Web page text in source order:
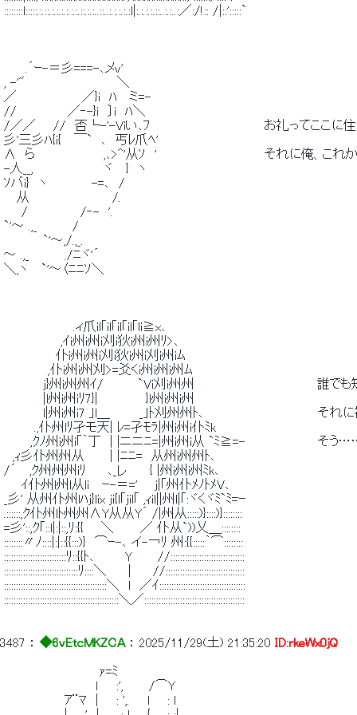
::::::::l:::::.:.::.:.:.:.:.:.:.::.:.:..::..:.:.:.:.:l|:.:.:.:.::..:.:..:／:/!:: /|::':::::`
.´ｰ-＝彡===-､メv'
, -'"　　　　　　　　　　 ＼
／　　　　　　　 ／}i　ﾊ　 ミ=-
//　 　 　 　 ／‐-}i　〕i　ﾊ＼
/／／　　//　否└-'-Viい､ﾌ　　　　　　　　　　　　　お礼ってここ
彡'三彡ﾊ{i{　 ￣`　､　丐ﾚ爪ﾍ'
∧　ら 　 　 　 　 　 ,､>^'从ｿ　'　　　　　　 　 　 　 　 それに俺、
-人__,　　　　　　　　ヾ 　}　ヽ
ｿバi}　ヽ　　　　　-=､　/
从　　　　　　　　　 /.
/　　　　　　/‐-　'.
`'～ .,_　　　　/
`'～,/.,_.
～ .,_　　　　./ﾆヾ'´
＼,ヽ　 `'～〈ﾆﾆｿ＼
.ィ爪il｢il｢il｢il｢li≧x､
,ｲi州i州i刈i狄i州i州ﾘ>､
仆i州i州i刈i狄i州i刈i州iﾑ
,仆i州i州刈>=爻くi州i州i州ﾑ
j}州i州州ｲ/　　 　 `Vi刈i州州　　　　　　　　　　　　　　誰で
|l州i州iﾘ7}|　　　　　 }l州i州i州
l|州i州i7 ｣l＿ 　 　 _｣ﾄ刈州州ﾄ､　　　　　　　　　　　　　それ
.,仆州lﾘ孑モ天| ﾚ=孑ﾓﾗ|州i州i仆ﾐk
,ｸﾉ州i州i｢｀丁　| |ニニﾆ=|州i州i从 `ﾐ≧=-　　 　 　 　 　 そう
,ｨ彡仆州州从 　 　| |ﾆﾆ=　从州i州州ﾄ､
/´　 ,ｸ州州州iﾘ　 　､_レ　　 { |州i州i州ﾐk､
ｲ仆州l州l从li　 ｰ-＝=' 　 j|｢州仆ﾒﾉﾄﾒV､
_彡' 从州仆州lﾊj}lix ji{l｢jil｢ ,ｨil||州l|｢:ヾくヾﾐ`ﾐ=ｰ
.::::::,ｸ仆州lﾄ州州∧Y从从Y´ /|州从:::::)}::::)}::::::::
=彡'::,ｸ｢::l|:|::,ﾘ:{{　　＼　　　／ 仆从`))乂＿::::::::
::::::::〃ﾉ::::|:|::{{:::)}　⌒ｰ-､ イ-￢ﾘ 州:{{:::::｀⌒::::::::
::::::::::::::::::::::::::ﾘ::{{ﾄ､　　　 Y 　　 //:::::::::::::::::::::::::::::::
:::::::::::::::::::::::::::::::ﾘ::::＼　 　| 　　//:::::::::::::::::::::::::::::::::
:::::::::::::::::::::::::::::::::::::::::::＼　l　／ｲ::::::::::::::::::::::::::::::::::::
::::::::::::::::::::::::::::::::::::::::::::::::＼／::::::::::::::::::::::::::::::::::::::::::
3487 ： ◆6vEtcMKZCA ： 2025/11/29(土) 21:35:20 ID:rkeWx0jQ
ｧ=ﾐ
ｌ　　:', 　　 /⌒Y
ｱ¨ﾏ　|　　: ',.　　l　　: l